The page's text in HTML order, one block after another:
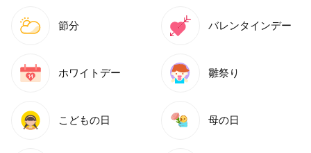
節分 バレンタインデー
ホワイトデー 雛祭り
こどもの日 母の日